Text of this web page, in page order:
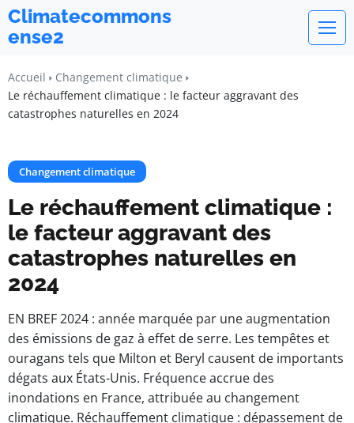
Climatecommons
ense2
Accueil
Changement climatique
Le réchauffement climatique : le facteur aggravant des
catastrophes naturelles en 2024
Changement climatique
Le réchauffement climatique :
le facteur aggravant des
catastrophes naturelles en
2024
EN BREF 2024 : année marquée par une augmentation
des émissions de gaz à effet de serre. Les tempêtes et
ouragans tels que Milton et Beryl causent de importants
dégats aux États-Unis. Fréquence accrue des
inondations en France, attribuée au changement
climatique. Réchauffement climatique : dépassement de